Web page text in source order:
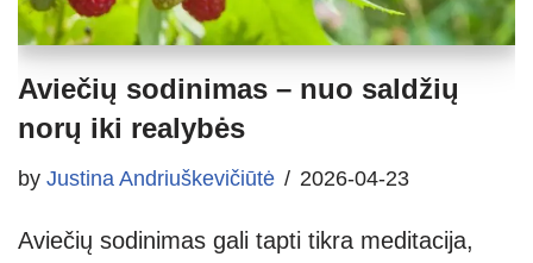
Aviečių sodinimas – nuo saldžių
norų iki realybės
by Justina Andriuškevičiūtė 2026-04-23
Aviečių sodinimas gali tapti tikra meditacija,